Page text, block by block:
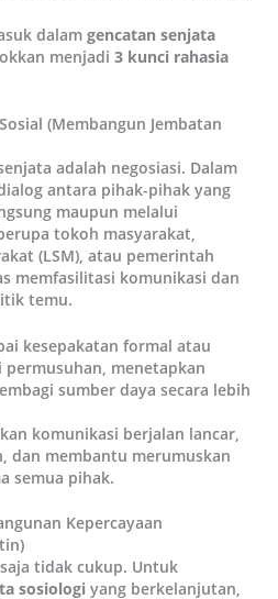
dalamgencatan senjata
menjadi3 kunci rahasia
(Membangun Jembatan
adalah negosiasi. Dalam
antara pihak-pihak yang
maupun melalui
tokoh masyarakat,
(LSM), atau pemerintah
memfasilitasi komunikasi dan
temu.
kesepakatan formal atau
menetapkan
sumber daya secara lebih
komunikasi berjalan lancar,
dan membantu merumuskan
semua pihak.
Kepercayaan
tidak cukup. Untuk
sosiologi yang berkelanjutan,